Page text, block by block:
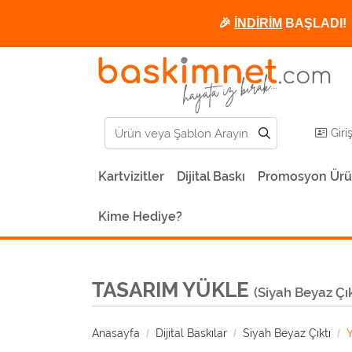
🎉 İNDİRİM BAŞLADI!
Kartvizitler Dijital Baskı Promosyon
Kime Hediye?
TASARIM YÜKLE (Siyah Beyaz
Anasayfa Dijital Baskılar Siyah Beyaz Çıktı